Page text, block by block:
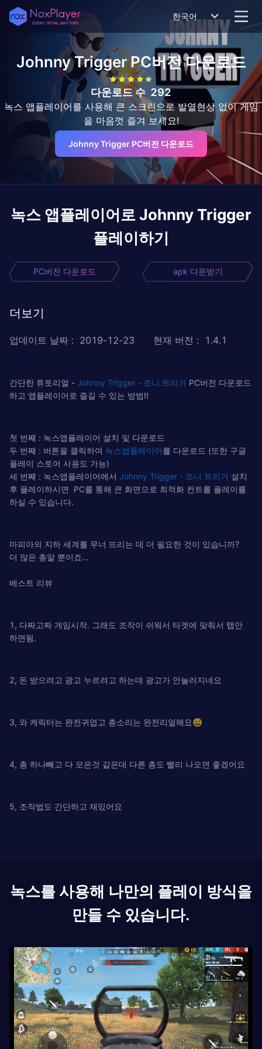
한국어
Johnny TriggerPC버전 다운로드
다운로드 수 292
녹스 앱플레이어를 사용해 큰 스크린으로 발열현상 없이 게임
을 마음껏 즐겨 보세요!
Johnny Trigger PC버전 다운로드
녹스 앱플레이어로 Johnny Trigger
플레이하기
PC버전 다운로드 apk 다운받기
더보기
업데이트 날짜 : 2019-12-23 현재 버전 : 1.4.1
간단한 튜토리얼 - Johnny Trigger - 조니 트리거 PC버전 다운로드
하고 앱플레이어로 즐길 수 있는 방법!!
첫 번째 : 녹스앱플레이어 설치 및 다운로드
두 번째 : 버튼을 클릭하여 녹스앱플레이어를 다운로드 (또한 구글
플레이 스토어 사용도 가능)
세 번째 : 녹스앱플레이어에서 Johnny Trigger - 조니 트리거 설치
후 플레이하시면 PC를 통해 큰 화면으로 최적화 컨트롤 플레이를
하실 수 있습니다.
마피아의 지하 세계를 무너 뜨리는 데 더 필요한 것이 있습니까?
더 많은 총알 뿐이죠...
베스트 리뷰
1, 다짜고짜 게임시작. 그래도 조작이 쉬워서 타겟에 맞춰서 탭만
하면됨.
2, 돈 받으려고 광고 누르려고 하는데 광고가 안눌러지네요
3, 와 캐릭터는 완전귀엽고 총소리는 완전리얼해요😀
4, 총 하나빼고 다 모은것 같은데 다른 총도 빨리 나오면 좋겠어요
5, 조작법도 간단하고 재밌어요
녹스를 사용해 나만의 플레이 방식을
만들 수 있습니다.